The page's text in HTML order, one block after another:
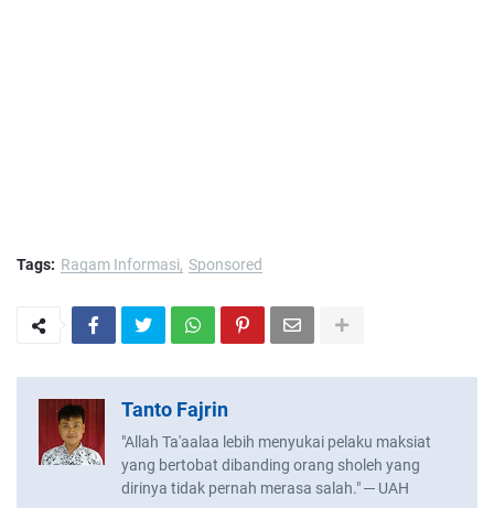
Tags: Ragam Informasi Sponsored
Tanto Fajrin
"Allah Ta'aalaa lebih menyukai pelaku maksiat
yang bertobat dibanding orang sholeh yang
dirinya tidak pernah merasa salah." ─ UAH